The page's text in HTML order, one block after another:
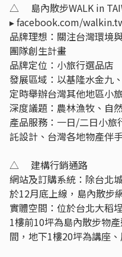
△ 島內散步WALK in
▸ facebook.com/
品牌理想：關注台灣環境
團隊創生計畫
品牌定位：小旅行選品店
發展區域：以基隆水金九
定時舉辦台灣其他地區小
深度議題：農林漁牧、自
產品服務：一日/二日小
託設計、台灣各地物產伴
△ 建構行銷通路
網站及訂購系統：除台北
於12月底上線，島內散步
實體空間：位於台北大稻
1樓前10坪為島內散步物
間，地下1樓20坪為講座、